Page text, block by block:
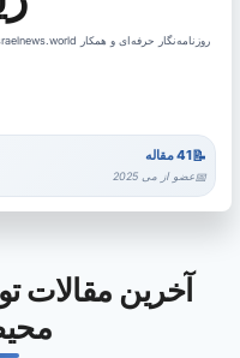
روزنامه‌نگار حرفه‌ای و همکار israelnews.world، پوشش اخبار فوری و تحلیل‌های عمیق از امور اسرائیل.
41 مقاله
عضو از می 2025
آخرین